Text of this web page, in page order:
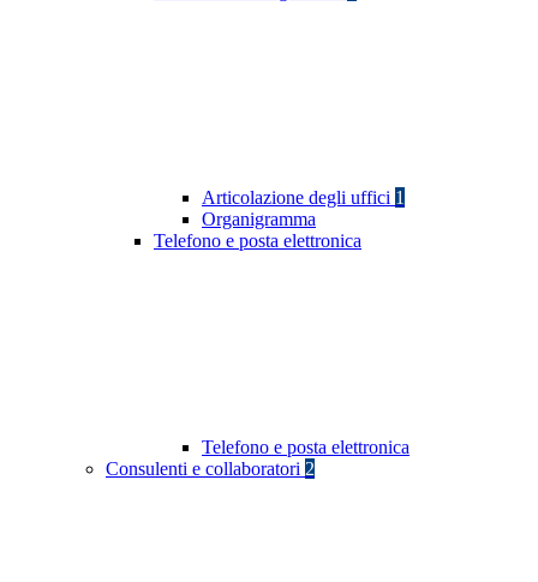
Articolazione degli uffici 1
Organigramma
Telefono e posta elettronica
Telefono e posta elettronica
Consulenti e collaboratori 2